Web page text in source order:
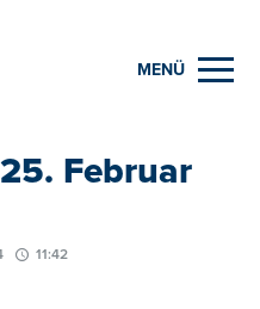
MENÜ
Februar
11:42